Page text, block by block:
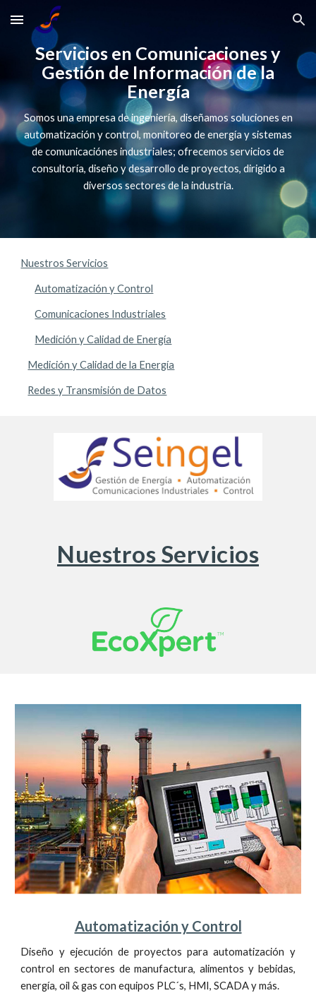
Skip to main content Skip to navigation
Servicios en Comunicaciones y
Gestión de Información de la
Energía
Somos una empresa de ingeniería, diseñamos soluciones en
automatización y control, monitoreo de energía y sistemas
de comunicaciónes industriales; ofrecemos servicios de
consultoría, diseño y desarrollo de proyectos, dirigido a
diversos sectores de la industria.
Nuestros Servicios
Automatización y Control
Comunicaciones Industriales
Medición y Calidad de Energía
Medición y Calidad de la Energía
Redes y Transmisión de Datos
Nuestros Servicios
Automatización y Control
Diseño y ejecución de proyectos para automatización y
control en sectores de manufactura, alimentos y bebidas,
energía, oil & gas con equipos PLC´s, HMI, SCADA y más.